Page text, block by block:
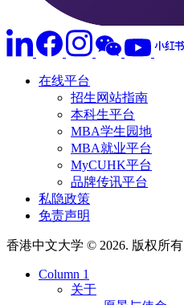
在线平台
招生网站指南
本科生平台
MBA学生园地
MBA就业平台
MyCUHK平台
品牌传讯平台
私隐政策
免责声明
香港中文大学 © 2026. 版权所有
Column 1
关于